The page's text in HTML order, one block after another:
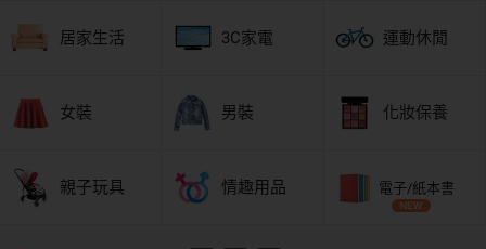
居家生活 3C家電 運動休閒
女裝 男裝 化妝保養
親子玩具 情趣用品 電子/紙本書